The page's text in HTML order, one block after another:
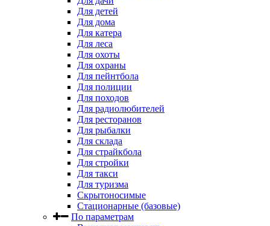
Для детей
Для дома
Для катера
Для леса
Для охоты
Для охраны
Для пейнтбола
Для полиции
Для походов
Для радиолюбителей
Для ресторанов
Для рыбалки
Для склада
Для страйкбола
Для стройки
Для такси
Для туризма
Скрытоносимые
Стационарные (базовые)
По параметрам